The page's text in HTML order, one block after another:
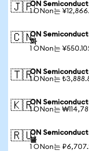
🇯🇵ON
1 ONon는
🇨🇳ON
화
1 ONon는 ¥550.10
🇹🇷ON
1 ONon는
🇰🇷ON
1 ONon는
🇷🇺ON
블
1 ONon는